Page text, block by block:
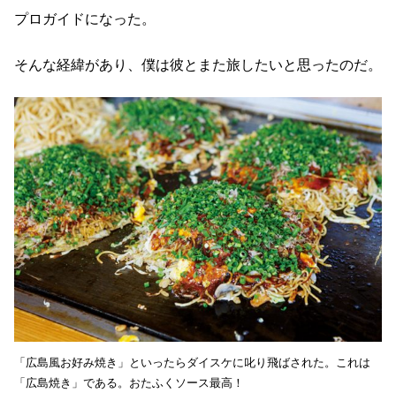
プロガイドになった。
そんな経緯があり、僕は彼とまた旅したいと思ったのだ。
「広島風お好み焼き」といったらダイスケに叱り飛ばされた。これは
「広島焼き」である。おたふくソース最高！